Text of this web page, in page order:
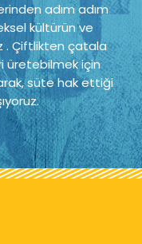
adım adım
kültürün ve
. Çiftlikten çatala
üretebilmek için
süte hak ettiği